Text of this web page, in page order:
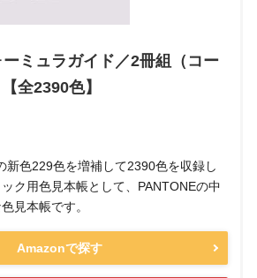
ミュラガイド／2冊組（コー
全2390色】
新色229色を増補して2390色を収録し
ク用色見本帳として、PANTONEの中
見本帳です。
Amazonで探す